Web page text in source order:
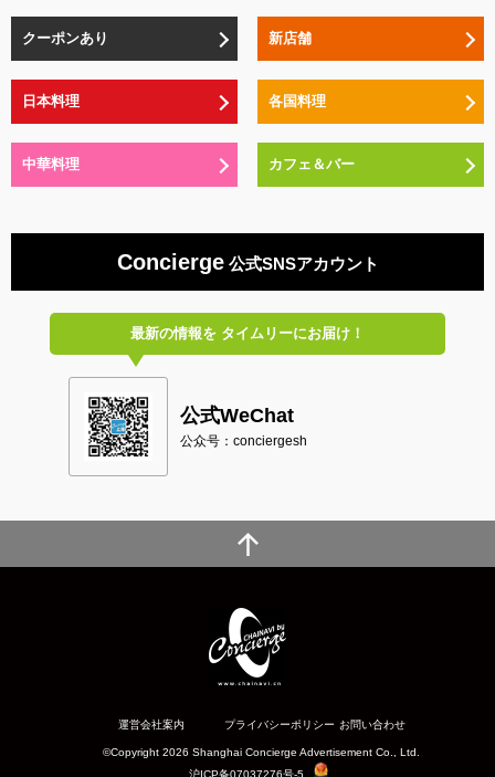
クーポンあり 新店舗
日本料理 各国料理
中華料理 カフェ＆バー
Concierge公式SNSアカウント
最新の情報をタイムリーにお届け！
公式WeChat
公众号：conciergesh
運営会社案内 プライバシーポリシー お問い合わせ
©Copyright 2026 Shanghai Concierge Advertisement Co., Ltd.
沪ICP备07037276号-5